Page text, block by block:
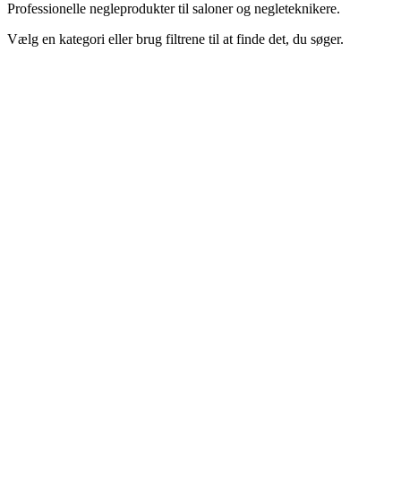
Professionelle negleprodukter til saloner og negleteknikere.
Vælg en kategori eller brug filtrene til at finde det, du søger.